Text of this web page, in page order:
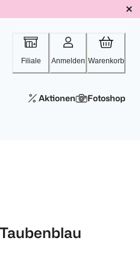
Filiale Anmelden Warenkorb
Aktionen Fotoshop